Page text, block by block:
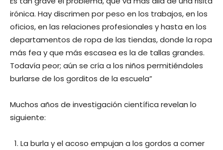
irónica. Hay discrimen por peso en los trabajos, en los
oficios, en las relaciones profesionales y hasta en los
departamentos de ropa de las tiendas, donde la ropa
más fea y que más escasea es la de tallas grandes.
Todavía peor; aún se cría a los niños permitiéndoles
burlarse de los gorditos de la escuela”
Muchos años de investigación científica revelan lo
siguiente:
La burla y el acoso empujan a los gordos a comer